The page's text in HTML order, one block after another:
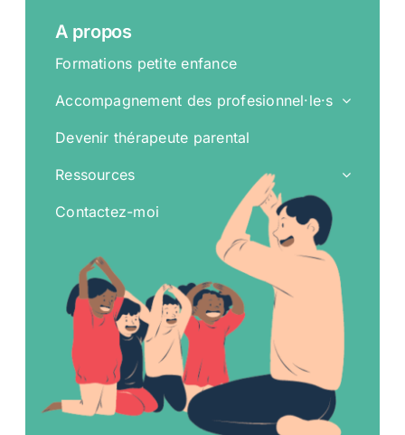
A propos
Formations petite enfance
Accompagnement des profesionnel·le·s
Devenir thérapeute parental
Ressources
Contactez-moi